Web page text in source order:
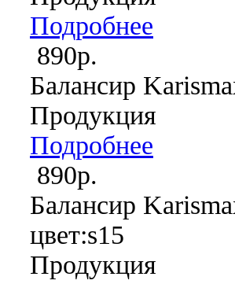
Подробнее
890р.
Балансир
Продукция
Подробнее
890р.
Балансир
цвет:s15
Продукция